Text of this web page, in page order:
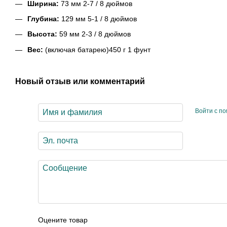
Ширина: 73 мм 2-7 / 8 дюймов
Глубина: 129 мм 5-1 / 8 дюймов
Высота: 59 мм 2-3 / 8 дюймов
Вес: (включая батарею)450 г 1 фунт
Новый отзыв или комментарий
Войти с
Оцените товар